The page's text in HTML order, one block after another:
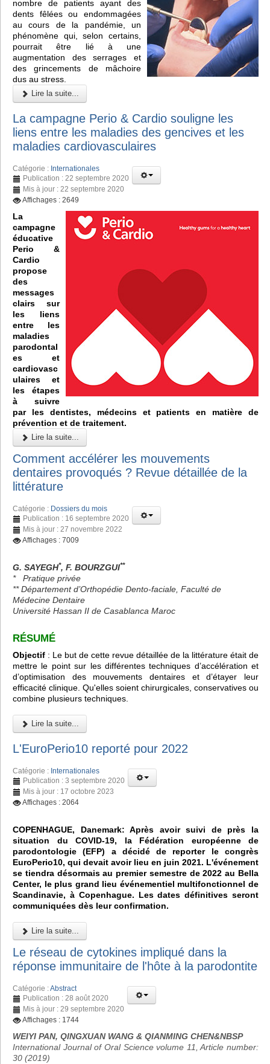
nombre de patients ayant des
dents fêlées ou endommagées
au cours de la pandémie, un
phénomène qui, selon certains,
pourrait être lié à une
augmentation des serrages et
des grincements de mâchoire
dus au stress.
Lire la suite...
La campagne Perio & Cardio souligne les
liens entre les maladies des gencives et les
maladies cardiovasculaires
Catégorie : Internationales
Publication : 22 septembre 2020
Mis à jour : 22 septembre 2020
Affichages : 2649
La
campagne
éducative
Perio &
Cardio
propose
des
messages
clairs sur
les liens
entre les
maladies
parodontal
es et
cardiovasc
ulaires et
les étapes
à suivre
par les dentistes, médecins et patients en matière de
prévention et de traitement.
Lire la suite...
Comment accélérer les mouvements
dentaires provoqués ? Revue détaillée de la
littérature
Catégorie : Dossiers du mois
Publication : 16 septembre 2020
Mis à jour : 27 novembre 2022
Affichages : 7009
G. SAYEGH*, F. BOURZGUI**
*
Pratique privée
** Département d’Orthopédie Dento-faciale, Faculté de
Médecine Dentaire
Université Hassan II de Casablanca Maroc
RÉSUMÉ
Objectif : Le but de cette revue détaillée de la littérature était de
mettre le point sur les différentes techniques d’accélération et
d’optimisation des mouvements dentaires et d’étayer leur
efficacité clinique. Qu'elles soient chirurgicales, conservatives ou
combine plusieurs techniques.
Lire la suite...
L'EuroPerio10 reporté pour 2022
Catégorie : Internationales
Publication : 3 septembre 2020
Mis à jour : 17 octobre 2023
Affichages : 2064
COPENHAGUE, Danemark: Après avoir suivi de près la
situation du COVID-19, la Fédération européenne de
parodontologie (EFP) a décidé de reporter le congrès
EuroPerio10, qui devait avoir lieu en juin 2021. L'événement
se tiendra désormais au premier semestre de 2022 au Bella
Center, le plus grand lieu événementiel multifonctionnel de
Scandinavie, à Copenhague. Les dates définitives seront
communiquées dès leur confirmation.
Lire la suite...
Le réseau de cytokines impliqué dans la
réponse immunitaire de l'hôte à la parodontite
Catégorie :Abstract
Publication : 28 août 2020
Mis à jour : 29 septembre 2020
Affichages : 1744
WEIYI PAN, QINGXUAN WANG & QIANMING CHEN&NBSP
International Journal of Oral Science volume 11, Article number:
30 (2019)